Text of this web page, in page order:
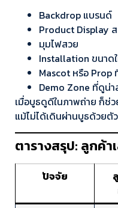
Backdrop แบรนด์
Product Display
มุมไฟสวย
Installation ขนาด
Mascot หรือ Prop
Demo Zone ที่ดูน่า
เมื่อบูธดูดีในภาพถ่าย ก็ช่
แม้ไม่ได้เดินผ่านบูธด้วยตั
ตารางสรุป: ลูกค้า
ปัจจัย